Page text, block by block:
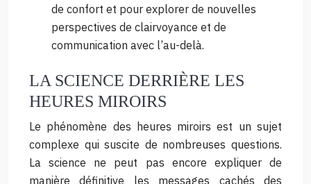
de confort et pour explorer de nouvelles
perspectives de clairvoyance et de
communication avec l’au-delà.
LA SCIENCE DERRIÈRE LES
HEURES MIROIRS
Le phénomène des heures miroirs est un sujet
complexe qui suscite de nombreuses questions.
La science ne peut pas encore expliquer de
manière définitive les messages cachés des